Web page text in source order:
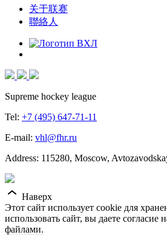
关于联赛
聯絡人
Supreme hockey league
Tel: +7 (495) 647-71-11
E-mail: vhl@fhr.ru
Address: 115280, Moscow,
Наверх
Этот сайт использует cookie для
использовать сайт, вы даете согласие
файлами.